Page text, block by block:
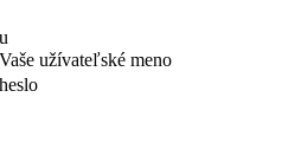
Vaše užívateľské meno
heslo